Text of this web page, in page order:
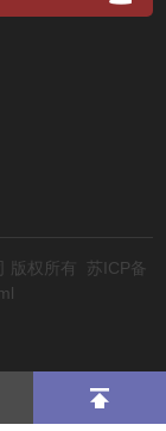
版权所有 苏ICP备